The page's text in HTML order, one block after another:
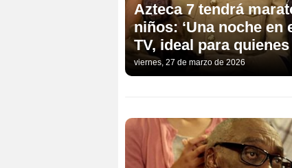
Azteca 7 tendrá
niños: ‘Una noche en
TV, ideal para
viernes, 27 de marzo de 2026